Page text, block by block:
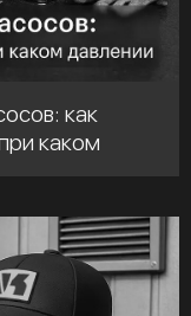
как
каком